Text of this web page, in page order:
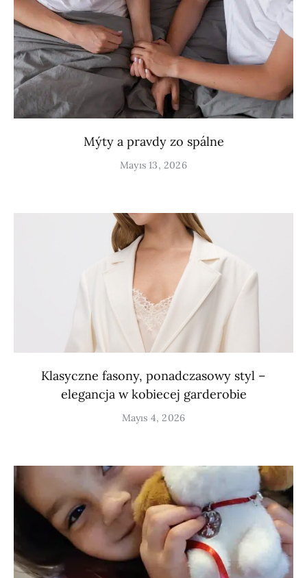
Mýty a pravdy zo spálne
Mayıs 13, 2026
Klasyczne fasony, ponadczasowy styl –
elegancja w kobiecej garderobie
Mayıs 4, 2026